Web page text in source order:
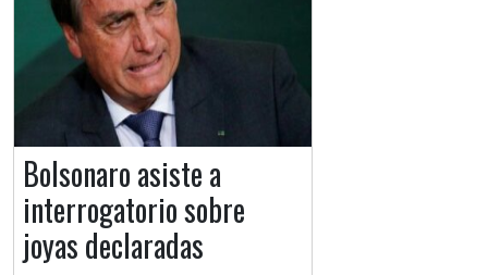
Bolsonaro asiste a
interrogatorio sobre
joyas declaradas